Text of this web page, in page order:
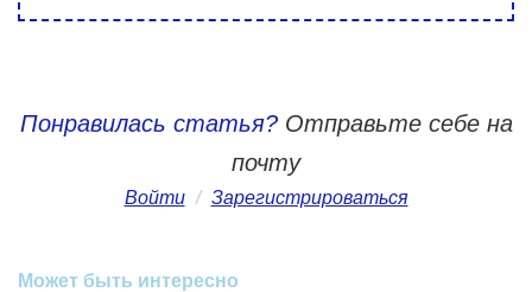
Понравилась статья?Отправьте себе на
почту
Войти / Зарегистрироваться
Может быть интересно